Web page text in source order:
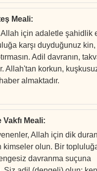
Meali:
Allah için adaletle şahidlik
karşı duyduğunuz kin,
Adil davranın,
Allah'tan korkun,
haber almaktadır.
Meali:
Allah için dik
kimseler olun. Bir
davranma suçuna